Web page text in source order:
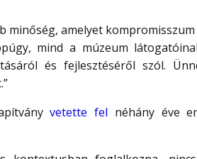
minőség, amelyet
mind a múzeum
és fejlesztéséről szól.
vetette fel néhány éve